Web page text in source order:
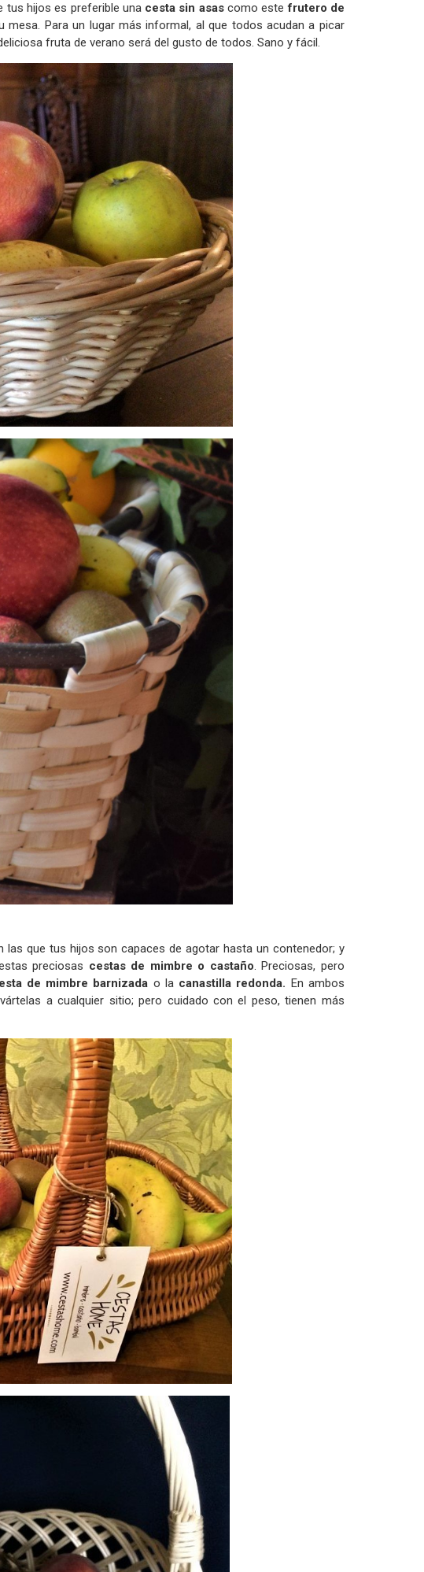
tus hijos es preferible unacesta sin asascomo estefrutero de
Para un lugar más informal, al que todos acudan a picar
fruta de verano será del gusto de todos. Sano y fácil.
que tus hijos son capaces de agotar hasta un contenedor; y
preciosas cestas de mimbre o castaño. Preciosas, pero
de mimbre barnizada o la canastilla redonda. En ambos
a cualquier sitio; pero cuidado con el peso, tienen más